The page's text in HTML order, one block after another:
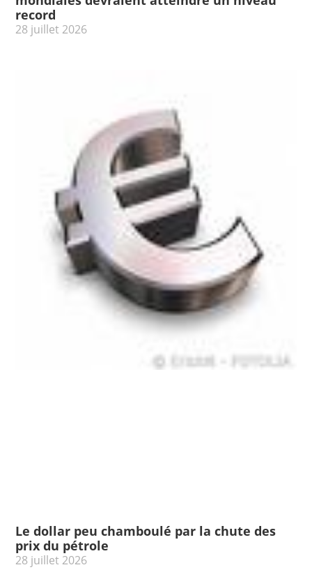
record
28 juillet 2026
Le dollar peu chamboulé par la chute des
prix du pétrole
28 juillet 2026